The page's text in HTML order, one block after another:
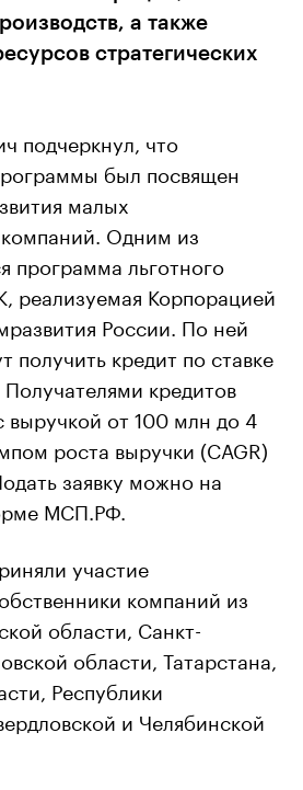
а также
стратегических
подчеркнул, что
был посвящен
малых
Одним из
программа льготного
реализуемая Корпорацией
России. По ней
получить кредит по ставке
кредитов
выручкой от 100 млн до 4
роста выручки (CAGR)
заявку можно на
МСП.РФ.
участие
компаний из
области, Санкт-
области, Татарстана,
Республики
и Челябинской